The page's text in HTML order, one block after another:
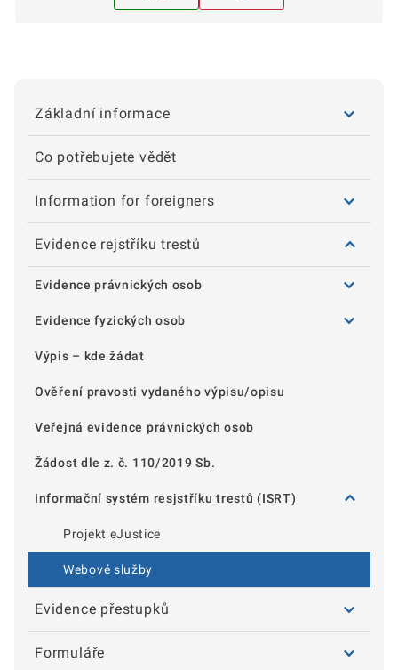
Základní informace
Co potřebujete vědět
Information for foreigners
Evidence rejstříku trestů
Evidence právnických osob
Evidence fyzických osob
Výpis – kde žádat
Ověření pravosti vydaného výpisu/opisu
Veřejná evidence právnických osob
Žádost dle z. č. 110/2019 Sb.
Informační systém resjstříku trestů (ISRT)
Projekt eJustice
Webové služby
Evidence přestupků
Formuláře